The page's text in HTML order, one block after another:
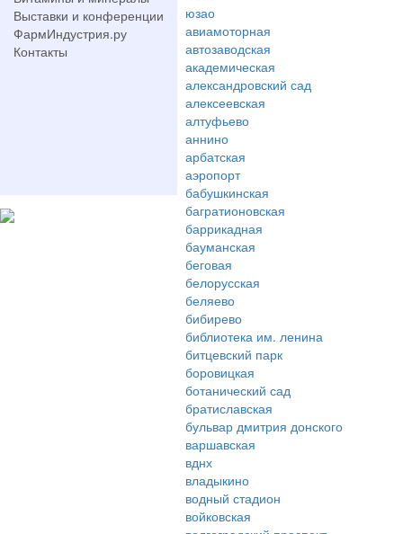
Выставки и конференции
ФармИндустрия.ру
Контакты
юзао
авиамоторная
автозаводская
академическая
александровский сад
алексеевская
алтуфьево
аннино
арбатская
аэропорт
бабушкинская
багратионовская
баррикадная
бауманская
беговая
белорусская
беляево
бибирево
библиотека им. ленина
битцевский парк
боровицкая
ботанический сад
братиславская
бульвар дмитрия донского
варшавская
вднх
владыкино
водный стадион
войковская